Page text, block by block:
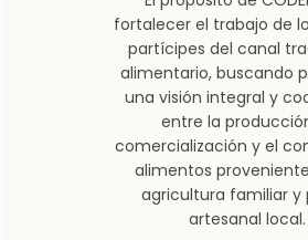
fortalecer el trabajo de
partícipes del canal
alimentario, buscando
una visión integral y
entre la
comercialización y el
alimentos
agricultura familiar y
artesanal local.